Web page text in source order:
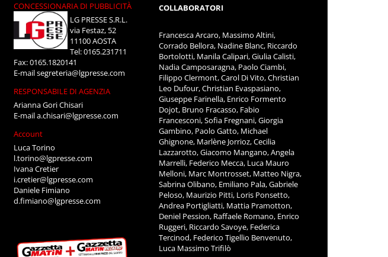
CONCESSIONARIA DI PUBBLICITÀ
LG PRESSE S.R.L.
via Festaz, 52
11100 AOSTA
Tel: 0165.231711
Fax: 0165.1820141
E-mailsegreteria@lgpresse.com
RESPONSABILE DI AGENZIA
Arianna Gori Chisari
E-maila.chisari@lgpresse.com
Account
Luca Torino
l.torino@lgpresse.com
Ivana Cretier
i.cretier@lgpresse.com
Daniele Fimiano
d.fimiano@lgpresse.com
COLLABORATORI
Francesca Arcaro, Massimo Altini,
Corrado Bellora, Nadine Blanc, Riccardo
Bortolotti, Manila Calipari, Giulia Calisti,
Nadia Camposaragna, Paolo Ciambi,
Filippo Clermont, Carol Di Vito, Christian
Leo Dufour, Christian Evaspasiano,
Giuseppe Farinella, Enrico Formento
Dojot, Bruno Fracasso, Fabio
Francesconi, Sofia Fregnani, Giorgia
Gambino, Paolo Gatto, Michael
Ghignone, Marlène Jorrioz, Cecilia
Lazzarotto, Giacomo Mangano, Angela
Marrelli, Federico Mecca, Luca Mauro
Melloni, Marc Montrosset, Matteo Nigra,
Sabrina Olibano, Emiliano Pala, Gabriele
Peloso, Maurizio Pitti, Loris Ponsetto,
Andrea Portigliatti, Mattia Pramotton,
Deniel Pession, Raffaele Romano, Enrico
Ruggeri, Riccardo Savoye, Federica
Tercinod, Federico Tigellio Benvenuto,
Luca Massimo Trifilò